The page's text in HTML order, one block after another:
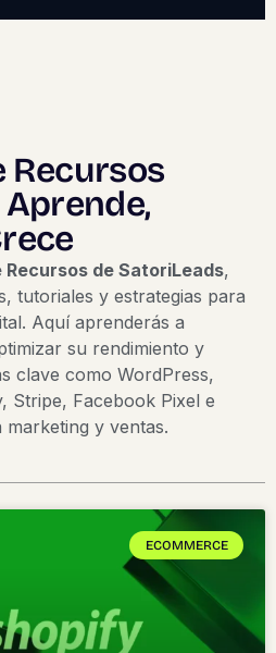
Recursos
Recursos de SatoriLeads,
tutoriales y estrategias para
Aquí aprenderás a
su rendimiento y
clave como WordPress,
Stripe, Facebook Pixel e
marketing y ventas.
ECOMMERCE